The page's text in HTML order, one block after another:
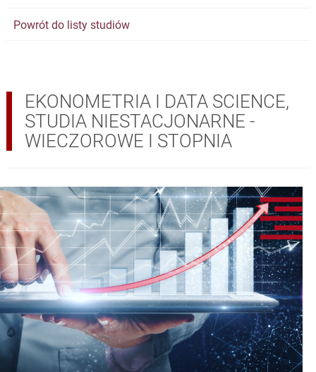
Powrót do listy studiów
EKONOMETRIA I DATA SCIENCE,
STUDIA NIESTACJONARNE -
WIECZOROWE I STOPNIA